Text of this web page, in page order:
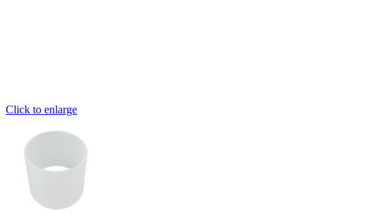
Click to enlarge